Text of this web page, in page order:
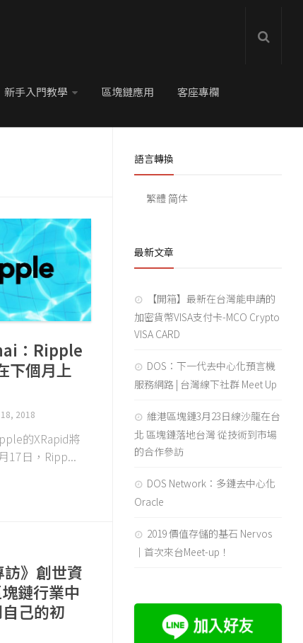
新手入門教學 區塊鏈應用 客座專欄
：Ripple
下個月上
2018
的XRapid將
17日，Ripp...
》創世資
鏈行業中
己的初
語言轉換
繁體 简体
最新文章
【開箱】最新在台灣能申請的
加密貨幣VISA支付卡-MCO Crypto
VISA CARD
DOS：下一代去中心化預言機
服務網路 | 台灣線下社群 Meet Up
維港區塊鏈3月23日線沙龍在台
北 區塊鏈落地台灣 從技術到市場
的合作參訪
DOS Network：多鏈去中心化
Oracle
2019 價值存儲的基石 Nervos
｜首次來台Meet-up！